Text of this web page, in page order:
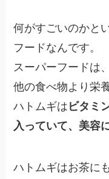
何がすごいのかと
フードなんです。
スーパーフードは
他の食べ物より栄
ハトムギは ビタミ
入っていて、美容
ハトムギはお茶に